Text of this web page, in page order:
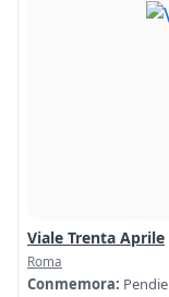
Viale Trenta Aprile
Roma
Conmemora: